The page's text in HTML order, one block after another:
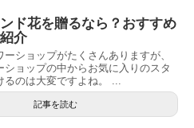
ド花を贈るなら？おすすめ
介
ショップがたくさんありますが、
ショップの中からお気に入りのスタ
るのは大変ですよね。 ...
記事を読む